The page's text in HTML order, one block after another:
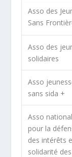
Asso des
Sans
Asso des
solidaires
Asso
sans sida +
Asso
pour la
des intérêts
solidarité des